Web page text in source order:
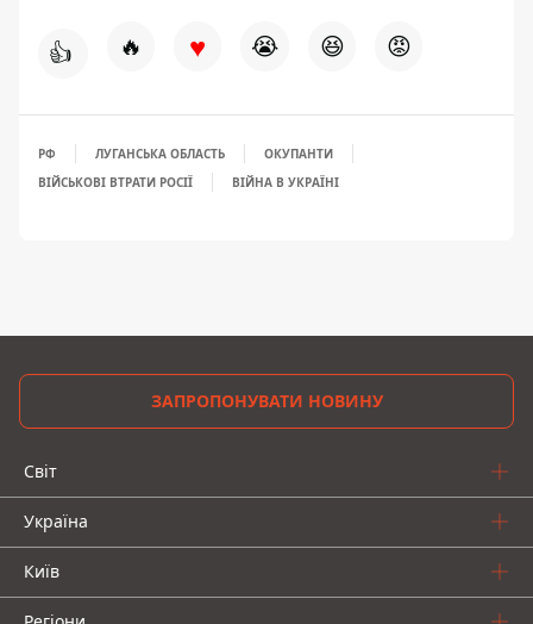
👍 🔥 ♥ 😭 😆 😡
РФ ЛУГАНСЬКА ОБЛАСТЬ
ОКУПАНТИ
ВІЙСЬКОВІ ВТРАТИ РОСІЇ
ВІЙНА В УКРАЇНІ
ЗАПРОПОНУВАТИ НОВИНУ
Світ
Україна
Київ